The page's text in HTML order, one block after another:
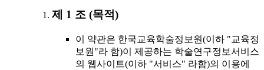
제 1 조 (목적)
이 약관은 한국교육학술정보원(이하 "교육정
보원"라 함)이 제공하는 학술연구정보서비스
의 웹사이트(이하 "서비스" 라함)의 이용에